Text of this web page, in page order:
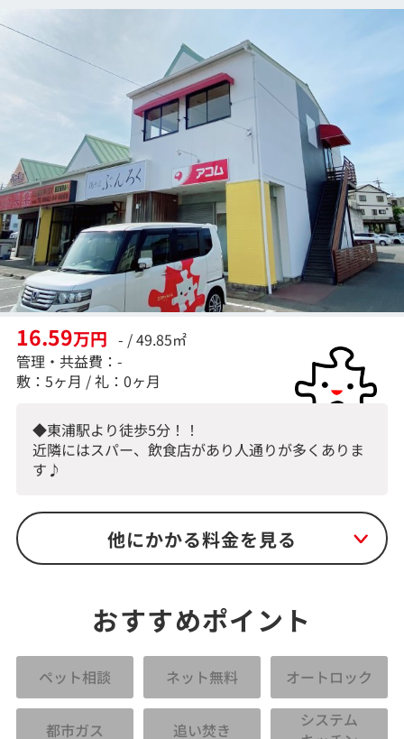
16.59万円 - / 49.85㎡
管理・共益費：-
敷：5ヶ月 / 礼：0ヶ月
◆東浦駅より徒歩5分！！
近隣にはスパー、飲食店があり人通りが多くありま
す♪
他にかかる料金を見る
おすすめポイント
ペット相談 ネット無料 オートロック
都市ガス 追い焚き
システム